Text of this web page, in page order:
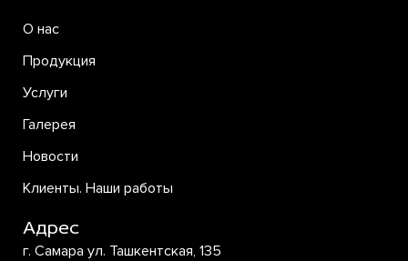
О нас
Продукция
Услуги
Галерея
Новости
Клиенты. Наши работы
Адрес
г. Самара ул. Ташкентская, 135